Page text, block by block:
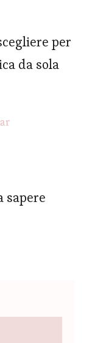
per
da sola
sapere